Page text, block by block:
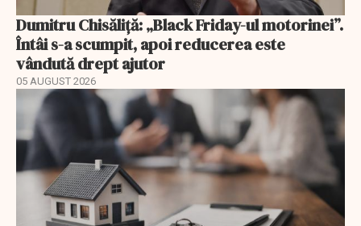
Dumitru Chisăliță: „Black Friday-ul motorinei”.
Întâi s-a scumpit, apoi reducerea este
vândută drept ajutor
05 AUGUST 2026